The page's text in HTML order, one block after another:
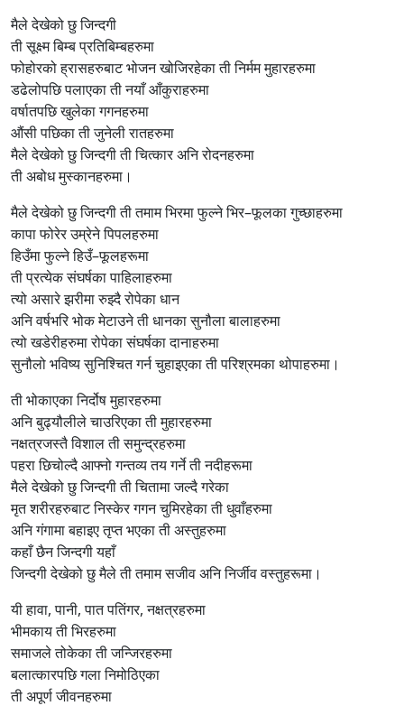
मैले देखेको छु जिन्दगी
ती सूक्ष्म बिम्ब प्रतिबिम्बहरुमा
फोहोरको ह्रासहरुबाट भोजन खोजिरहेका ती निर्मम मुहारहरुमा
डढेलोपछि पलाएका ती नयाँ आँकुराहरुमा
वर्षातपछि खुलेका गगनहरुमा
औंसी पछिका ती जुनेली रातहरुमा
मैले देखेको छु जिन्दगी ती चित्कार अनि रोदनहरुमा
ती अबोध मुस्कानहरुमा।
मैले देखेको छु जिन्दगी ती तमाम भिरमा फुल्ने भिर–फूलका गुच्छाहरुमा
कापा फोरेर उम्रेने पिपलहरुमा
हिउँमा फुल्ने हिउँ–फूलहरूमा
ती प्रत्येक संघर्षका पाहिलाहरुमा
त्यो असारे झरीमा रुझ्दै रोपेका धान
अनि वर्षभरि भोक मेटाउने ती धानका सुनौला बालाहरुमा
त्यो खडेरीहरुमा रोपेका संघर्षका दानाहरुमा
सुनौलो भविष्य सुनिश्चित गर्न चुहाइएका ती परिश्रमका थोपाहरुमा।
ती भोकाएका निर्दोष मुहारहरुमा
अनि बुढ्यौलीले चाउरिएका ती मुहारहरुमा
नक्षत्रजस्तै विशाल ती समुन्द्रहरुमा
पहरा छिचोल्दै आफ्नो गन्तव्य तय गर्ने ती नदीहरूमा
मैले देखेको छु जिन्दगी ती चितामा जल्दै गरेका
मृत शरीरहरुबाट निस्केर गगन चुमिरहेका ती धुवाँहरुमा
अनि गंगामा बहाइए तृप्त भएका ती अस्तुहरुमा
कहाँ छैन जिन्दगी यहाँ
जिन्दगी देखेको छु मैले ती तमाम सजीव अनि निर्जीव वस्तुहरूमा।
यी हावा, पानी, पात पतिंगर, नक्षत्रहरुमा
भीमकाय ती भिरहरुमा
समाजले तोकेका ती जन्जिरहरुमा
बलात्कारपछि गला निमोठिएका
ती अपूर्ण जीवनहरुमा